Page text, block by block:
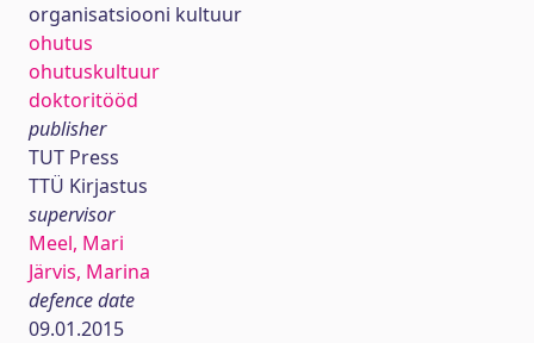
organisatsiooni kultuur
ohutus
ohutuskultuur
doktoritööd
publisher
TUT Press
TTÜ Kirjastus
supervisor
Meel, Mari
Järvis, Marina
defence date
09.01.2015